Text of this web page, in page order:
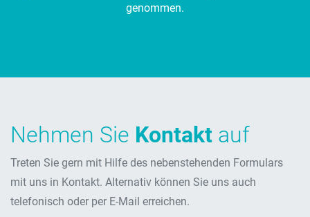
genommen.
Nehmen Sie Kontakt auf
Treten Sie gern mit Hilfe des nebenstehenden Formulars
mit uns in Kontakt. Alternativ können Sie uns auch
telefonisch oder per E-Mail erreichen.